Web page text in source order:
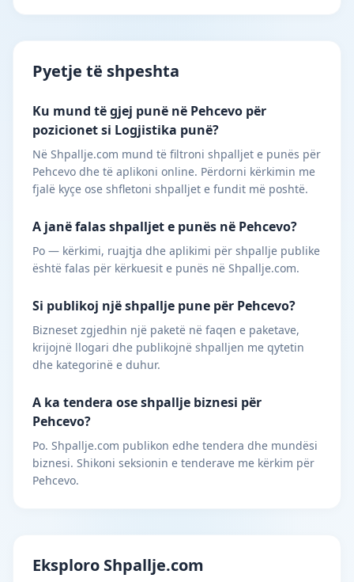
Pyetje të shpeshta
Ku mund të gjej punë në Pehcevo për
pozicionet si Logjistika punë?
Në Shpallje.com mund të filtroni shpalljet e punës për
Pehcevo dhe të aplikoni online. Përdorni kërkimin me
fjalë kyçe ose shfletoni shpalljet e fundit më poshtë.
A janë falas shpalljet e punës në Pehcevo?
Po — kërkimi, ruajtja dhe aplikimi për shpallje publike
është falas për kërkuesit e punës në Shpallje.com.
Si publikoj një shpallje pune për Pehcevo?
Bizneset zgjedhin një paketë në faqen e paketave,
krijojnë llogari dhe publikojnë shpalljen me qytetin
dhe kategorinë e duhur.
A ka tendera ose shpallje biznesi për
Pehcevo?
Po. Shpallje.com publikon edhe tendera dhe mundësi
biznesi. Shikoni seksionin e tenderave me kërkim për
Pehcevo.
Eksploro Shpallje.com